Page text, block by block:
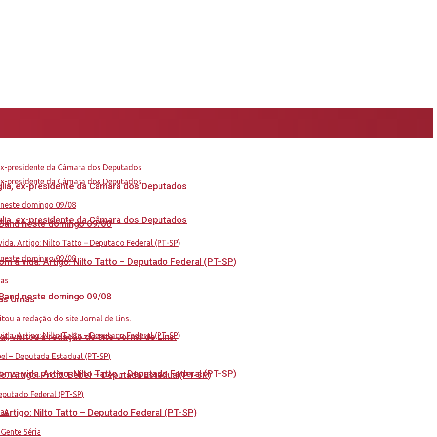
ex-presidente da Câmara dos Deputados
neste domingo 09/08
a vida. Artigo: Nilto Tatto – Deputado Federal (PT-SP)
ex-presidente da Câmara dos Deputados
neste domingo 09/08
a vida. Artigo: Nilto Tatto – Deputado Federal (PT-SP)
Urnas
visitou a redação do site Jornal de Lins.
Artigo: Profª. Bebel – Deputada Estadual(PT-SP)
Nilto Tatto – Deputado Federal (PT-SP)